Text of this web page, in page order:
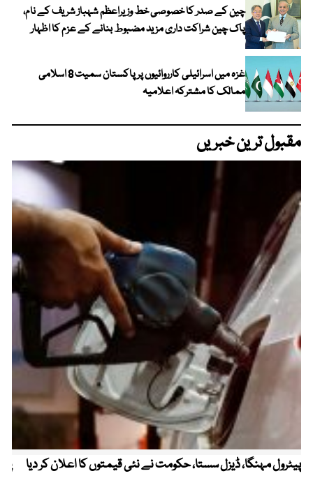
چین کے صدر کا خصوصی خط وزیراعظم شہباز شریف کے نام،
پاک چین شراکت داری مزید مضبوط بنانے کے عزم کا اظہار
غزہ میں اسرائیلی کارروائیوں پر پاکستان سمیت 8 اسلامی
ممالک کا مشترکہ اعلامیہ
مقبول ترین خبریں
پیٹرول مہنگا، ڈیزل سستا، حکومت نے نئی قیمتوں کا اعلان کر دیا